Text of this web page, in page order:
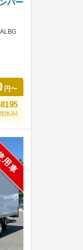
バー
円〜
休み)
車